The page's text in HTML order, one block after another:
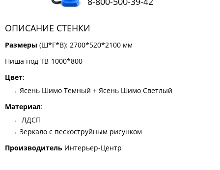
ОПИСАНИЕ СТЕНКИ
Размеры (Ш*Г*В): 2700*520*2100 мм
Ниша под ТВ-1000*800
Цвет:
Ясень Шимо Темный + Ясень Шимо Светлый
Материал:
ЛДСП
Зеркало с пескоструйным рисунком
Производитель Интерьер-Центр
ТУАЛЕТНЫЕ
БАНКЕТКИ
ДИВАНЧИКИ
САДОВАЯ
МЕБЕЛЬ
ФАБРИКИ
МЕБЕЛИ